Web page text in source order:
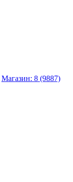
Магазин: 8 (9887)